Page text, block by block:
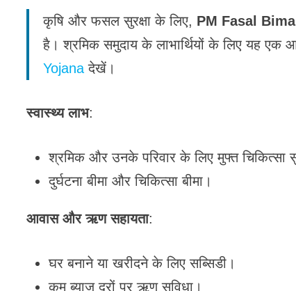
कृषि और फसल सुरक्षा के लिए, PM Fasal
है। श्रमिक समुदाय के लाभार्थियों के लिए यह एक
Yojana देखें।
स्वास्थ्य लाभ:
श्रमिक और उनके परिवार के लिए मुफ्त चिकित्सा
दुर्घटना बीमा और चिकित्सा बीमा।
आवास और ऋण सहायता:
घर बनाने या खरीदने के लिए सब्सिडी।
कम ब्याज दरों पर ऋण सुविधा।